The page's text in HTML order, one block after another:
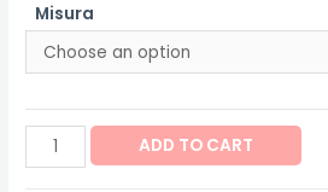
Misura
Maglia
"Ramones"
ADD TO CART